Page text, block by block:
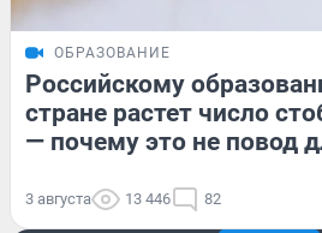
ОБРАЗОВАНИЕ
Российскому
стране растет число
— почему это не повод
3 августа 13 446 82